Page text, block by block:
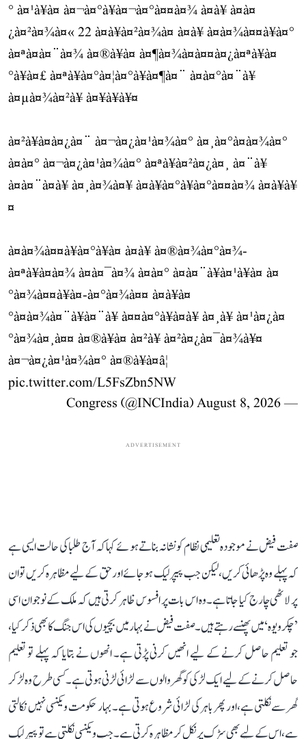
° à¤¹à¥à¤ à¤¬à¤°à¥à¤¬à¤°à¤¤à¤¾ à¤à¥ à¤à¤
¿à¤²à¤¾à¤« 22 à¤à¥à¤²à¤¾à¤ à¤à¥ à¤à¤¾à¤¤à¥à¤°
à¤ªà¤à¤¨à¤¾ à¤®à¥à¤ à¤¶à¤¾à¤à¤¤à¤¿à¤ªà¥à¤
°à¥à¤£ à¤ªà¥à¤°à¤¦à¤°à¥à¤¶à¤¨ à¤à¤°à¤¨à¥
à¤µà¤¾à¤²à¥ à¤¥à¥à¥¤
à¤²à¥à¤à¤¿à¤¨ à¤¬à¤¿à¤¹à¤¾à¤° à¤¸à¤°à¤à¤¾à¤°
à¤à¤° à¤¬à¤¿à¤¹à¤¾à¤° à¤ªà¥à¤²à¤¿à¤¸ à¤¨à¥
à¤à¤¨à¤à¥ à¤¸à¤¾à¤¥ à¤à¥à¤°à¥à¤°à¤¤à¤¾ à¤à¥à¥
¤
à¤à¤¾à¤¤à¥à¤°à¥à¤ à¤à¥ à¤®à¤¾à¤°à¤¾-
à¤ªà¥à¤à¤¾ à¤à¤¯à¤¾ à¤à¤° à¤à¤¨à¥à¤¹à¥à¤ à¤
°à¤¾à¤¤à¥à¤-à¤°à¤¾à¤¤ à¤à¥à¤
°à¤à¤¾à¤¨à¥à¤¨à¥ à¤¤à¤°à¥à¤à¥ à¤¸à¥ à¤¹à¤¿à¤
°à¤¾à¤¸à¤¤ à¤®à¥à¤ à¤²à¥ à¤²à¤¿à¤¯à¤¾à¥¤
à¤¬à¤¿à¤¹à¤¾à¤° à¤®à¥à¤â¦
pic.twitter.com/L5FsZbn5NW
— Congress (@INCIndia)
August 8, 2026
ADVERTISEMENT
صفت فیض نے موجودہ تعلیمی نظام کو نشانہ بناتے ہوئے کہا کہ آج طلبا کی حالت ایسی ہے
کہ پہلے وہ پڑھائی کریں، لیکن جب پیپر لیک ہو جائے اور حق کے لیے مظاہرہ کریں تو ان
پر لاٹھی چارج کیا جاتا ہے۔ وہ اس بات پر افسوس ظاہر کرتی ہیں کہ ملک کے نوجوان اسی
’چکرویوہ‘ میں پھنسے رہتے ہیں۔ صفت فیض نے بہار میں بچیوں کی اس جنگ کا بھی ذکر کیا،
جو تعلیم حاصل کرنے کے لیے انھیں کرنی پڑتی ہے۔ انھوں نے بتایا کہ پہلے تو تعلیم
حاصل کرنے کے لیے ایک لڑکی کو گھر والوں سے لڑائی لڑنی ہوتی ہے۔ کسی طرح وہ لڑ کر
گھر سے نکلتی ہے، اور پھر باہر کی لڑائی شروع ہوتی ہے۔ بہار حکومت ویکنسی نہیں نکالتی
ہے، اس کے لیے بھی سڑک پر نکل کر مظاہرہ کرتی ہے۔ جب ویکنسی نکلتی ہے تو پیپر لیک